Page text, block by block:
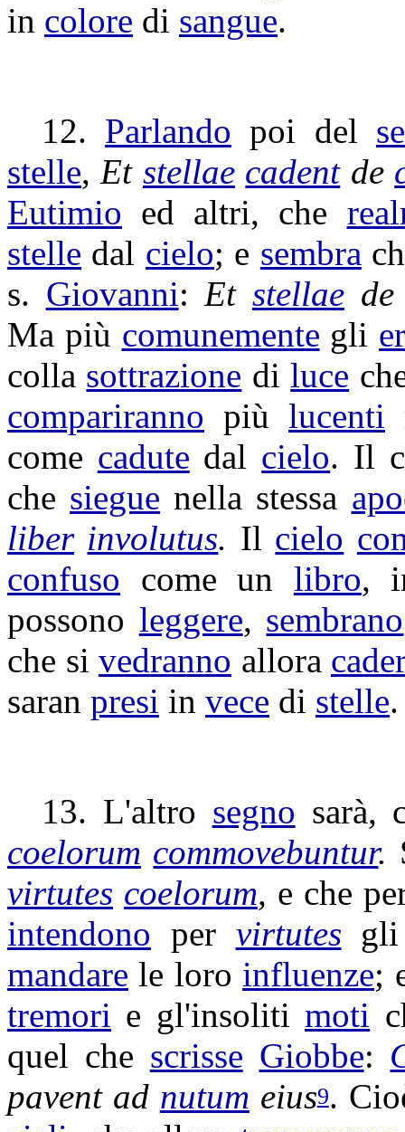
in colore di sangue.
12. Parlando poi del
stelle,Et stellae cadentde
Eutimio ed altri, che
stelle dal cielo; e sembra
s. Giovanni:Et stellae
Ma più comunemente gli
colla sottrazione diluce
compariranno più lucenti
come cadute dal cielo. Il
che siegue nella stessa
liber involutus. Il cielo
confuso come un libro,
possono leggere, sembrano
che si vedranno allora
saran presi in vece di stelle.
13. L'altro segno sarà,
coelorum commovebuntur.
virtutes coelorum, e che
intendono per virtutes
mandare le loro influenze;
tremori e gl'insoliti moti
quel che scrisse Giobbe:
paventad nutum eius9.